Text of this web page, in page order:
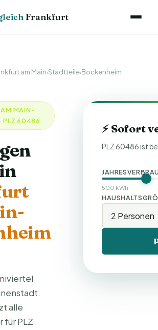
Frankfurt
am Main›Stadtteile›Bockenheim
AM MAIN-
PLZ 60486
alle
PLZ
⚡ Sofort
PLZ 60486 ist
500 kWh